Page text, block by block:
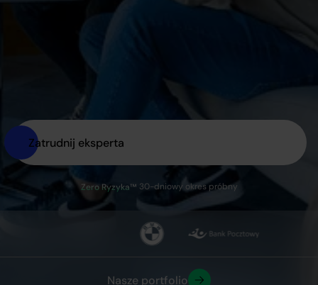
Zatrudnij eksperta
Zero Ryzyka™ 30-dniowy okres próbny
Nasze portfolio